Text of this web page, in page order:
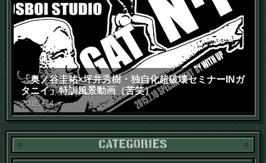
「奥ノ谷圭祐×坪井秀樹・独自化超破壊セミナーINガ
タニイ」特訓風景動画（苦笑）
2015.6.4 木